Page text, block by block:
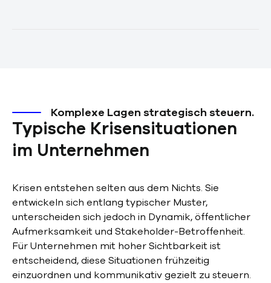
Komplexe Lagen strategisch steuern.
Typische Krisensituationen
im Unternehmen
Krisen entstehen selten aus dem Nichts. Sie
entwickeln sich entlang typischer Muster,
unterscheiden sich jedoch in Dynamik, öffentlicher
Aufmerksamkeit und Stakeholder-Betroffenheit.
Für Unternehmen mit hoher Sichtbarkeit ist
entscheidend, diese Situationen frühzeitig
einzuordnen und kommunikativ gezielt zu steuern.